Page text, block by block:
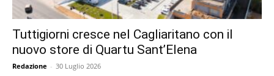
Tuttigiorni cresce nel Cagliaritano con il
nuovo store di Quartu Sant’Elena
Redazione - 30 Luglio 2026